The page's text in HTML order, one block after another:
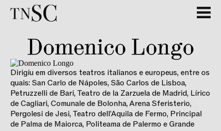
Domenico Longo
Dirigiu em diversos teatros italianos e europeus, entre os
quais: San Carlo de Nápoles, São Carlos de Lisboa,
Petruzzelli de Bari, Teatro de la Zarzuela de Madrid, Lírico
de Cagliari, Comunale de Bolonha, Arena Sferisterio,
Pergolesi de Jesi, Teatro dell’Aquila de Fermo, Principal
de Palma de Maiorca, Politeama de Palermo e Grande